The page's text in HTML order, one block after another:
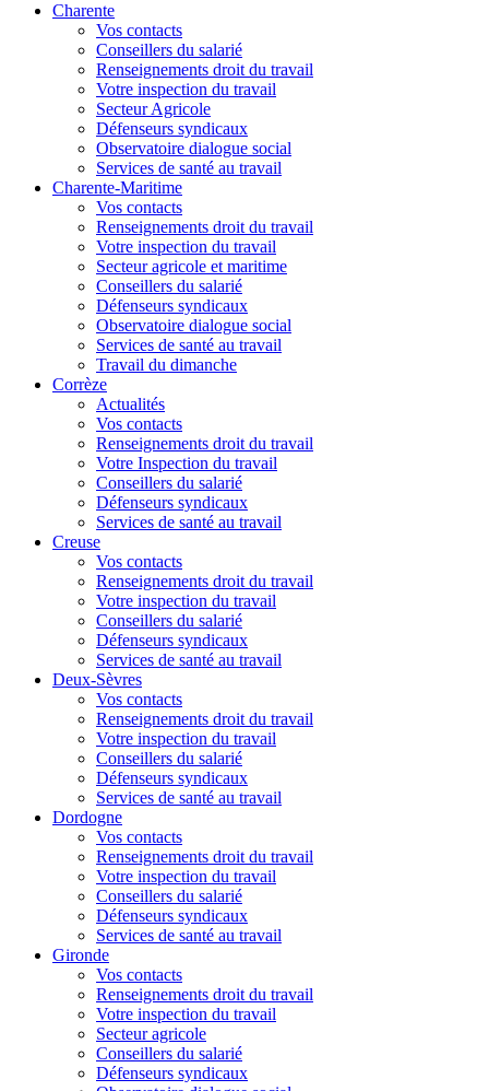
Charente
Vos contacts
Conseillers du salarié
Renseignements droit du travail
Votre inspection du travail
Secteur Agricole
Défenseurs syndicaux
Observatoire dialogue social
Services de santé au travail
Charente-Maritime
Vos contacts
Renseignements droit du travail
Votre inspection du travail
Secteur agricole et maritime
Conseillers du salarié
Défenseurs syndicaux
Observatoire dialogue social
Services de santé au travail
Travail du dimanche
Corrèze
Actualités
Vos contacts
Renseignements droit du travail
Votre Inspection du travail
Conseillers du salarié
Défenseurs syndicaux
Services de santé au travail
Creuse
Vos contacts
Renseignements droit du travail
Votre inspection du travail
Conseillers du salarié
Défenseurs syndicaux
Services de santé au travail
Deux-Sèvres
Vos contacts
Renseignements droit du travail
Votre inspection du travail
Conseillers du salarié
Défenseurs syndicaux
Services de santé au travail
Dordogne
Vos contacts
Renseignements droit du travail
Votre inspection du travail
Conseillers du salarié
Défenseurs syndicaux
Services de santé au travail
Gironde
Vos contacts
Renseignements droit du travail
Votre inspection du travail
Secteur agricole
Conseillers du salarié
Défenseurs syndicaux